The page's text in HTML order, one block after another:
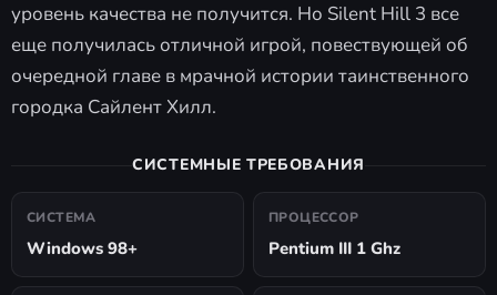
уровень качества не получится. Но Silent Hill 3 все
еще получилась отличной игрой, повествующей об
очередной главе в мрачной истории таинственного
городка Сайлент Хилл.
СИСТЕМНЫЕ ТРЕБОВАНИЯ
СИСТЕМА
Windows 98+
ПРОЦЕССОР
Pentium III 1 Ghz